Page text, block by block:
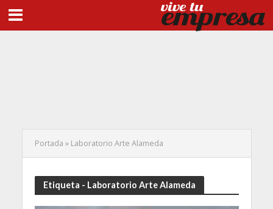
Portada » Laboratorio Arte Alameda
Etiqueta - Laboratorio Arte Alameda